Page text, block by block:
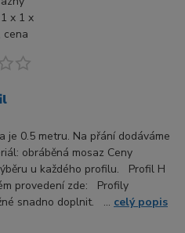
je 0.5 metru. Na přání dodáváme
obráběná mosaz Ceny
u každého profilu. Profil H
provedení zde: Profily
snadno doplnit. ... celý popis